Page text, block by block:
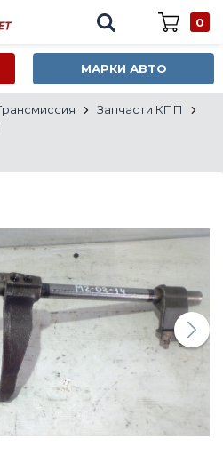
0
МАРКИ АВТО
Все марки
Запчасти КПП